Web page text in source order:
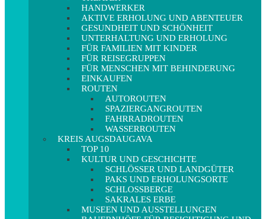
HANDWERKER
AKTIVE ERHOLUNG UND ABENTEUER
GESUNDHEIT UND SCHÖNHEIT
UNTERHALTUNG UND ERHOLUNG
FÜR FAMILIEN MIT KINDER
FÜR REISEGRUPPEN
FÜR MENSCHEN MIT BEHINDERUNG
EINKAUFEN
ROUTEN
AUTOROUTEN
SPAZIERGANGROUTEN
FAHRRADROUTEN
WASSERROUTEN
KREIS AUGSDAUGAVA
TOP 10
KULTUR UND GESCHICHTE
SCHLÖSSER UND LANDGÜTER
PAKS UND ERHOLUNGSORTE
SCHLOSSBERGE
SAKRALES ERBE
MUSEEN UND AUSSTELLUNGEN